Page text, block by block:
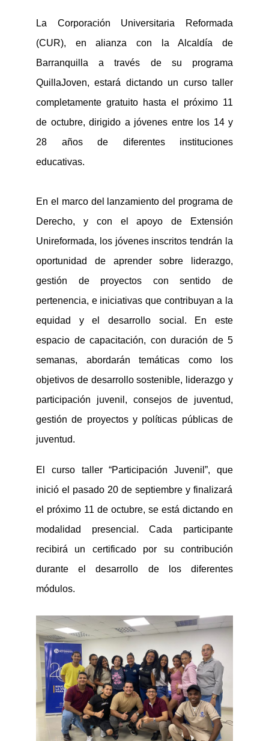
La Corporación Universitaria Reformada
(CUR), en alianza con la Alcaldía de
Barranquilla a través de su programa
QuillaJoven, estará dictando un curso taller
completamente gratuito hasta el próximo 11
de octubre, dirigido a jóvenes entre los 14 y
28 años de diferentes instituciones
educativas.
En el marco del lanzamiento de programa de
Derecho, y con el apoyo de Extensión
Unireformada, los jóvenes inscritos tendrán la
oportunidad de aprendersobre liderazgo,
gestión de proyectos con sentido de
pertenencia, e iniciativas que contribuyan a la
equidad y el desarrollo social .
En este
espacio de capacitación, con duración de 5
semanas, abordarán temáticas como los
objetivos de desarrollo sostenible, liderazgo y
participación juvenil, consejos de juventud,
gestión de proyectos y políticas públicas de
juventud.
E l curso taller“Participación Juvenil”, que
inició el pasado 20 de septiembre y finalizará
el próximo 11 de octubre, se está dictando en
modalidad presencial . Cada
participante
recibirá un certificado por su contribución
durante el desarrollo de los diferentes
módulos.